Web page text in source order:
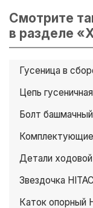
Смотрите
в разделе
Гусеница в
Цепь
Болт башмачный
Комплектующие
Детали
Звездочка
Каток опорный